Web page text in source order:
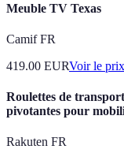
Meuble TV Texas
Camif FR
419.00 EURVoir le prix
Roulettes de
pivotantes pour
Rakuten FR